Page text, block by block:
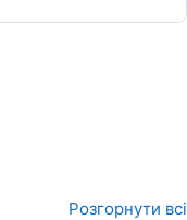
Розгорнути всі